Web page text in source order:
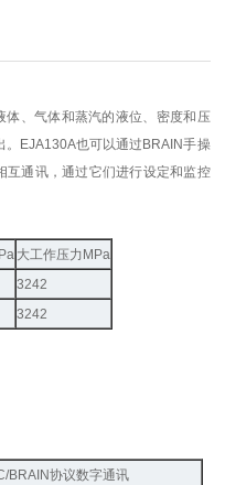
体、气体和蒸汽的液位、密度和压
EJA130A也可以通过 BRAIN手操
互通讯，通过它们进行设定和监控
大工作压力 MPa
3242
3242
BRAIN协议数字通讯